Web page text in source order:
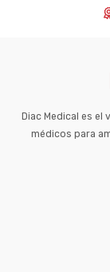
Diac Medical es el
médicos para